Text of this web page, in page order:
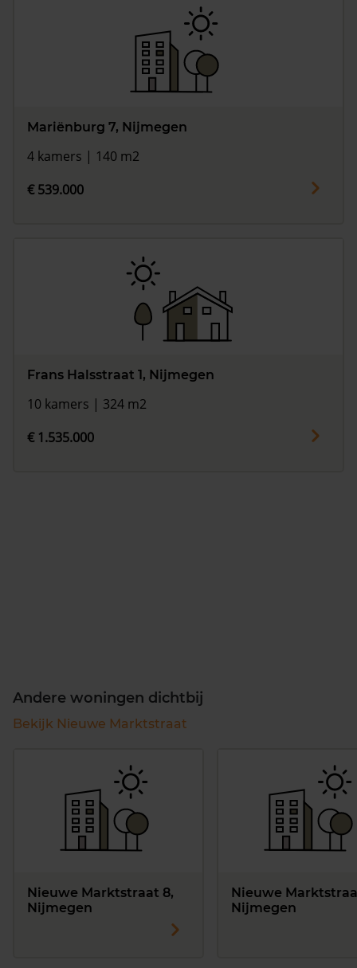
Mariënburg 7, Nijmegen
4 kamers | 140 m2
€ 539.000
Frans Halsstraat 1, Nijmegen
10 kamers | 324 m2
€ 1.535.000
Andere woningen dichtbij
Bekijk Nieuwe Marktstraat
Nieuwe Marktstraat 8,
Nijmegen
Nieuwe
Nijmegen